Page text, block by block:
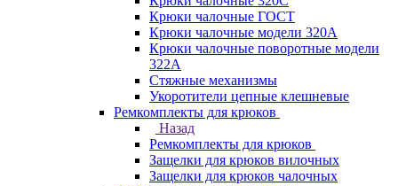
Крюки чалочные ГОСТ
Крюки чалочные модели 320А
Крюки чалочные поворотные модели
322А
Стяжные механизмы
Укоротители цепные клешневые
Ремкомплекты для крюков
Назад
Ремкомплекты для крюков
Защелки для крюков вилочных
Защелки для крюков чалочных